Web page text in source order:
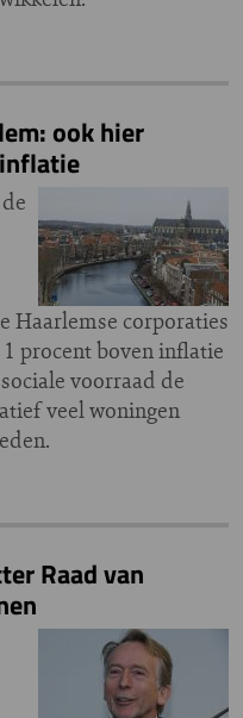
ook hier
Haarlemse corporaties
procent boven inflatie
voorraad de
veel woningen
Raad van